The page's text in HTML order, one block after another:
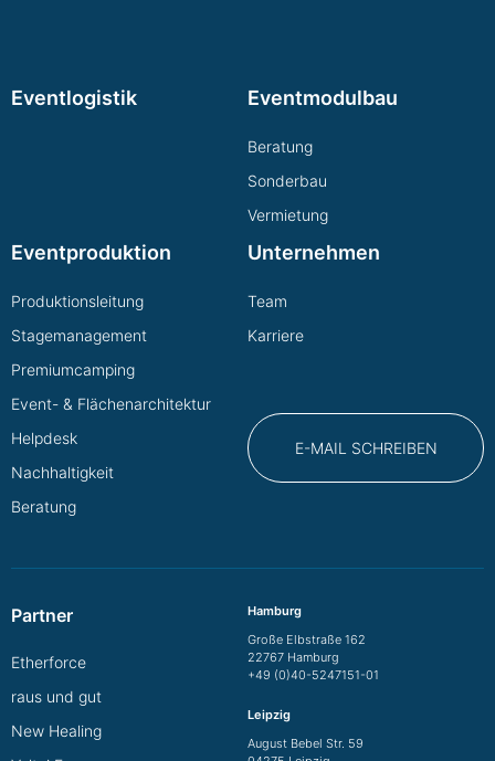
Eventlogistik Eventmodulbau
Beratung
Sonderbau
Vermietung
Eventproduktion
Produktionsleitung
Stagemanagement
Premiumcamping
Event- & Flächenarchitektur
Helpdesk
Nachhaltigkeit
Beratung
Unternehmen
Team
Karriere
E-MAIL SCHREIBEN
Partner
Etherforce
raus und gut
New Healing
Hamburg
Große Elbstraße 162
22767 Hamburg
+49 (0)40-5247151-01
Leipzig
August Bebel Str. 59